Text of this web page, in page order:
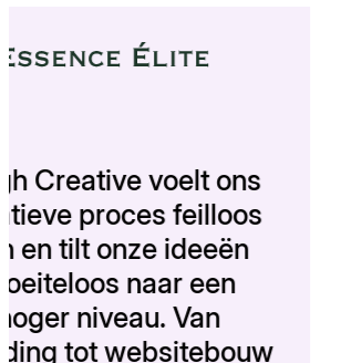
Singh Creative voelt ons
creatieve proces feilloos
aan en tilt onze ideeën
moeiteloos naar een
hoger niveau. Van
branding tot websitebouw